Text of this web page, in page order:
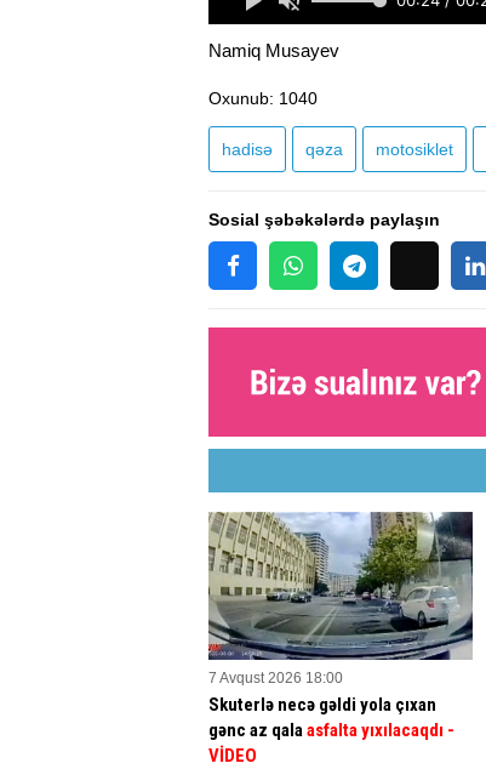
Namiq Musayev
Oxunub: 1040
hadisə qəza motosiklet
Sosial şəbəkələrdə paylaşın
7 Avqust 2026 18:00
Skuterlə necə gəldi yola çıxan
gənc az qalaasfalta yıxılacaqdı -
VİDEO